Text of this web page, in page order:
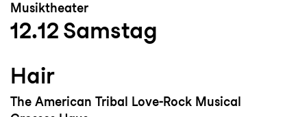
Musiktheater
12.12 Samstag
Hair
The American Tribal Love-Rock Musical